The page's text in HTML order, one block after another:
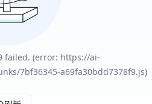
failed. (error: https://ai-
7bf36345-a69fa30bdd7378f9.js)